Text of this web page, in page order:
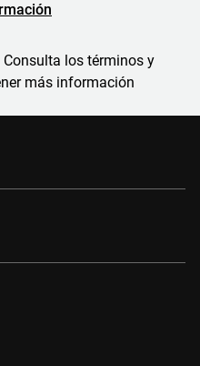
los términos y
más información